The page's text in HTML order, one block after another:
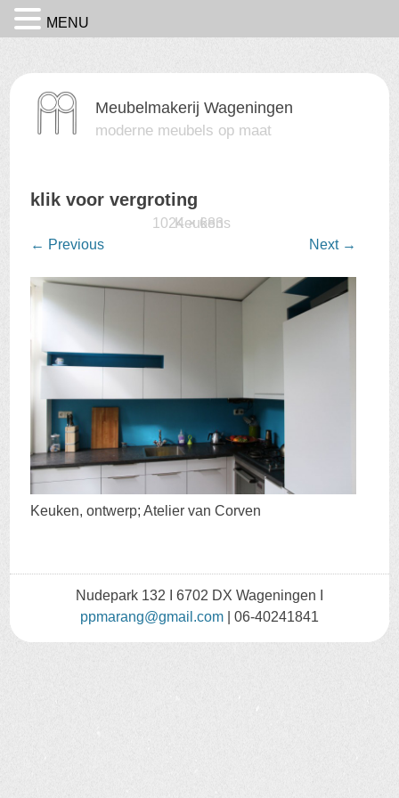
Meubelmakerij Wageningen
moderne meubels op maat
klik voor vergroting
15 februari 2016at
1024 × 683in
Keukens
← Previous Next →
Keuken, ontwerp; Atelier van Corven
Nudepark 132 I 6702 DX Wageningen I
ppmarang@gmail.com | 06-40241841
MENU